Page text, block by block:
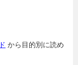
から目的別に読め